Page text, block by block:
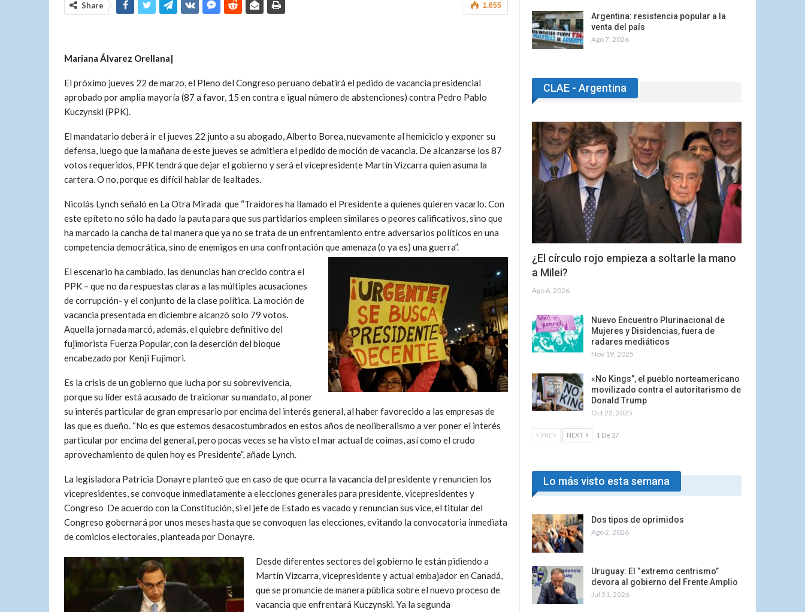
1.655
Share
Mariana Álvarez Orellana|
El próximo jueves 22 de marzo, el Pleno del Congreso peruano debatirá el pedido de vacancia presidencial
aprobado por amplia mayoría (87 a favor, 15 en contra e igual número de abstenciones) contra Pedro Pablo
Kuczynski (PPK).
El mandatario deberá ir el jueves 22 junto a su abogado, Alberto Borea, nuevamente al hemiciclo y exponer su
defensa, luego que la mañana de este jueves se admitiera el pedido de moción de vacancia. De alcanzarse los 87
votos requeridos, PPK tendrá que dejar el gobierno y será el vicepresidente Martín Vizcarra quien asuma la
cartera. O no, porque es difícil hablar de lealtades.
Nicolás Lynch señaló en La Otra Mirada que “Traidores ha llamado el Presidente a quienes quieren vacarlo. Con
este epíteto no sólo ha dado la pauta para que sus partidarios empleen similares o peores calificativos, sino que
ha marcado la cancha de tal manera que ya no se trata de un enfrentamiento entre adversarios políticos en una
competencia democrática, sino de enemigos en una confrontación que amenaza (o ya es) una guerra”.
El escenario ha cambiado, las denuncias han crecido contra el
PPK – que no da respuestas claras a las múltiples acusaciones
de corrupción- y el conjunto de la clase política. La moción de
vacancia presentada en diciembre alcanzó solo 79 votos.
Aquella jornada marcó, además, el quiebre definitivo del
fujimorista Fuerza Popular, con la deserción del bloque
encabezado por Kenji Fujimori.
Es la crisis de un gobierno que lucha por su sobrevivencia,
porque su líder está acusado de traicionar su mandato, al poner
su interés particular de gran empresario por encima del interés general, al haber favorecido a las empresas de
las que es dueño. “No es que estemos desacostumbrados en estos años de neoliberalismo a ver poner el interés
particular por encima del general, pero pocas veces se ha visto el mar actual de coimas, así como el crudo
aprovechamiento de quien hoy es Presidente”, añade Lynch.
La legisladora Patricia Donayre planteó que en caso de que ocurra la vacancia del presidente y renuncien los
vicepresidentes, se convoque inmediatamente a elecciones generales para presidente, vicepresidentes y
Congreso De acuerdo con la Constitución, si el jefe de Estado es vacado y renuncian sus vice, el titular del
Congreso gobernará por unos meses hasta que se convoquen las elecciones, evitando la convocatoria inmediata
de comicios electorales, planteada por Donayre.
Desde diferentes sectores del gobierno le están pidiendo a
Martín Vizcarra, vicepresidente y actual embajador en Canadá,
que se pronuncie de manera pública sobre el nuevo proceso de
vacancia que enfrentará Kuczynski. Ya la segunda
Argentina: resistencia popular a la
venta del país
Ago 7, 2026
CLAE - Argentina
¿El círculo rojo empieza a soltarle la mano
a Milei?
Ago 6, 2026
Nuevo Encuentro Plurinacional de
Mujeres y Disidencias, fuera de
radares mediáticos
Nov 19, 2025
«No Kings”, el pueblo norteamericano
movilizado contra el autoritarismo de
Donald Trump
Oct 22, 2025
PREV NEXT 1 De 27
Lo más visto esta semana
Dos tipos de oprimidos
Ago 2, 2026
Uruguay: El “extremo centrismo”
devora al gobierno del Frente Amplio
Jul 31, 2026